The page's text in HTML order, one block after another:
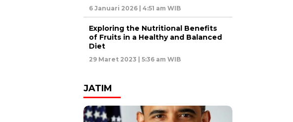
6 Januari 2026 | 4:51 am WIB
Exploring the Nutritional Benefits
of Fruits in a Healthy and Balanced
Diet
29 Maret 2023 | 5:36 am WIB
JATIM